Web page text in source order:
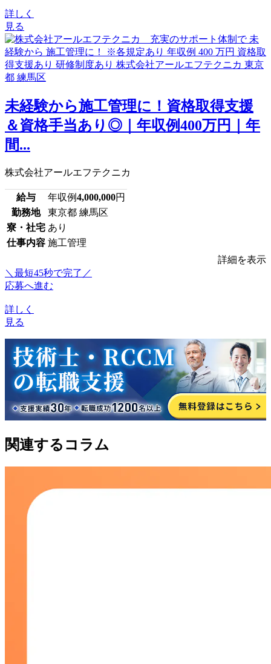
詳しく
見る
未経験から施工管理に！資格取得支援
＆資格手当あり◎｜年収例400万円｜年
間...
株式会社アールエフテクニカ
給与 年収例4,000,000円
勤務地
東京都 練馬区
寮・社宅 あり
仕事内容 施工管理
詳細を表示
＼最短45秒で完了／
応募へ進む
詳しく
見る
関連するコラム